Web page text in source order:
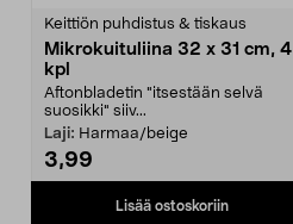
Keittiön puhdistus & tiskaus
Mikrokuituliina 32 x 31 cm, 4
kpl
Aftonbladetin "itsestään selvä
suosikki" siiv...
Laji: Harmaa/beige
3,99
Lisää ostoskoriin